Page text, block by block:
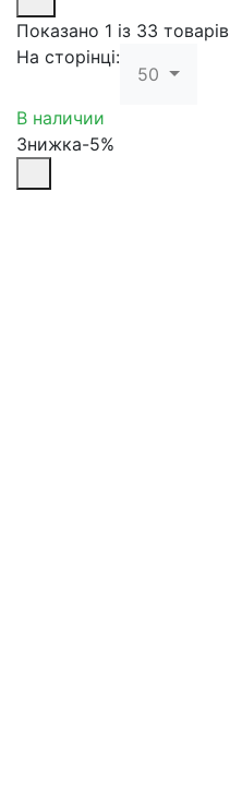
Показано 1 із 33 товарів
На сторінці:
50
В наличии
Знижка-5%